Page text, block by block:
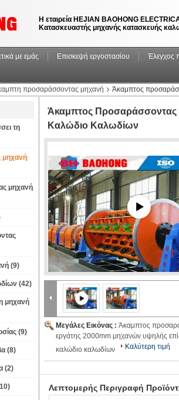
Η εταιρεία HEJIAN BAOHONG
Κατασκευαστής μηχανής κατασκευής
με εμάς Επισκεψή εργοστασίου Έλεγχος
προσαράσσοντας μηχανή Άκαμπτος
τη
μηχανή
μηχανή
(9)
(42)
μηχανή
(9)
(8)
(2)
Άκαμπτος Προσαράσσοντας
Καλώδιο Καλωδίων
Μεγάλες Εικόνας : Άκαμπτος
εργάτης 2000mm μηχανών υψηλής
καλώδιο καλωδίων
Καλύτερη τιμή
Λεπτομερής Περιγραφή